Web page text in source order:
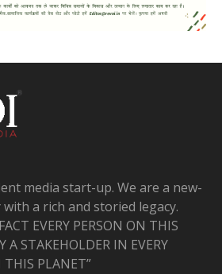
media start-up. We are a new-
a rich and storied legacy.
EVERY PERSON ON THIS
A STAKEHOLDER IN EVERY
PLANET”